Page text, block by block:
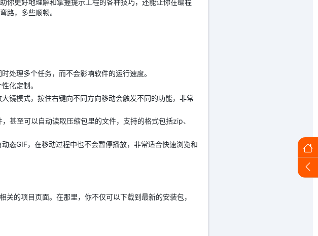
你更好地理解和掌握提示工程的各种技巧，还能让你在编程
路，多些顺畅。
处理多个任务，而不会影响软件的运行速度。
化定制。
镜模式，按住右键向不同方向移动会触发不同的功能，非常
甚至可以自动读取压缩包里的文件，支持的格式包括zip、
态GIF，在移动过程中也不会暂停播放，非常适合快速浏览和
的项目页面。在那里，你不仅可以下载到最新的安装包，